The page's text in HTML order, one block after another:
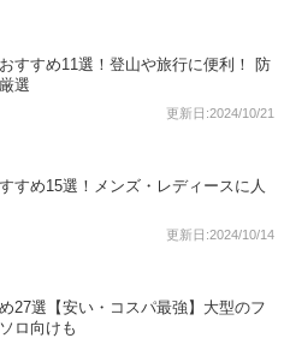
すすめ11選！登山や旅行に便利！ 防
選
更新日:2024/10/21
すめ15選！メンズ・レディースに人
更新日:2024/10/14
27選【安い・コスパ最強】大型のフ
ロ向けも